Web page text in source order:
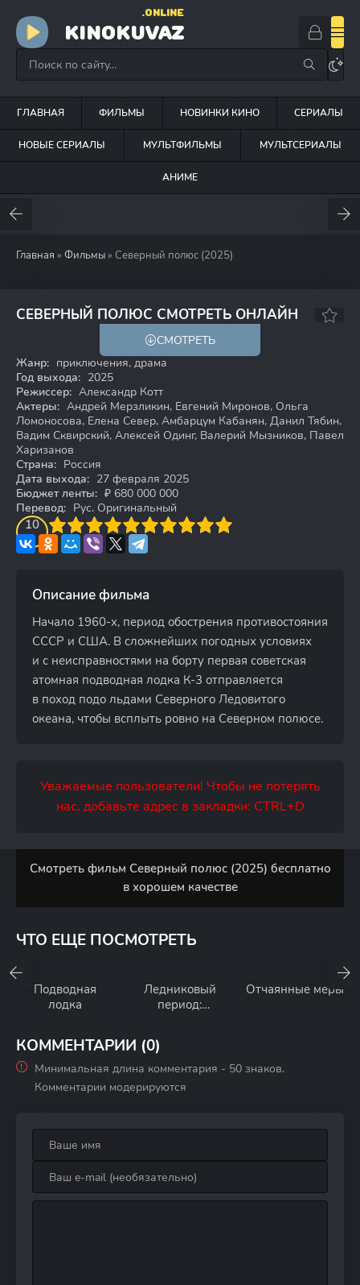
KINOKUVAZ
.ONLINE
ГЛАВНАЯ ФИЛЬМЫ НОВИНКИ КИНО СЕРИАЛЫ
НОВЫЕ СЕРИАЛЫ МУЛЬТФИЛЬМЫ МУЛЬТСЕРИАЛЫ
АНИМЕ
Главная » Фильмы » Северный полюс (2025)
СЕВЕРНЫЙ ПОЛЮС СМОТРЕТЬ ОНЛАЙН
6.9 5.6
СМОТРЕТЬ
Жанр: приключения, драма
Год выхода: 2025
Режиссер: Александр Котт
Актеры: Андрей Мерзликин, Евгений Миронов, Ольга
Ломоносова, Елена Север, Амбарцум Кабанян, Данил Тябин,
Вадим Сквирский, Алексей Одинг, Валерий Мызников, Павел
Харизанов
Страна: Россия
Дата выхода: 27 февраля 2025
Бюджет ленты: ₽ 680 000 000
Перевод: Рус. Оригинальный
10
4 5 6 7 8 9 10
Описание фильма
Начало 1960-х, период обострения противостояния
СССР и США. В сложнейших погодных условиях
и с неисправностями на борту первая советская
атомная подводная лодка К-3 отправляется
в поход подо льдами Северного Ледовитого
океана, чтобы всплыть ровно на Северном полюсе.
Уважаемые пользователи! Чтобы не потерять
нас, добавьте адрес в закладки: CTRL+D
Смотреть фильм Северный полюс (2025) бесплатно
в хорошем качестве
ЧТО ЕЩЕ ПОСМОТРЕТЬ
Подводная
лодка
Ледниковый
период:
Рождество
Отчаянные меры
КОММЕНТАРИИ (0)
Минимальная длина комментария - 50 знаков.
Комментарии модерируются